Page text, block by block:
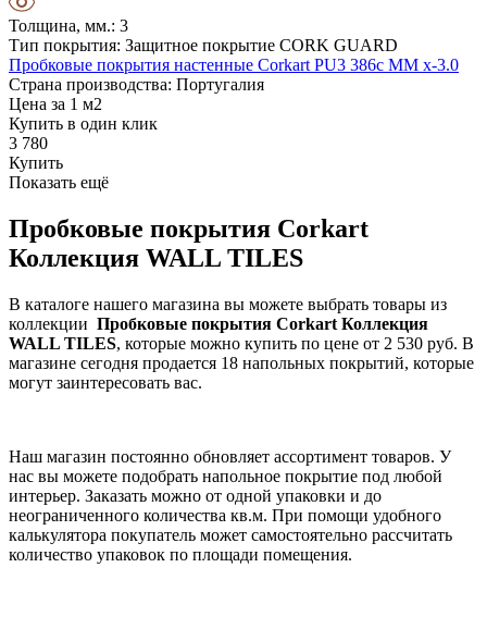
Толщина, мм.: 3
Тип покрытия: Защитное покрытие CORK GUARD
Пробковые покрытия настенные Corkart PU3 386c MM x-3.0
Страна производства: Португалия
Цена за 1 м2
Купить в один клик
3 780
Купить
Показать ещё
Пробковые покрытия Corkart
Коллекция WALL TILES
В каталоге нашего магазина вы можете выбрать товары из
коллекции Пробковые покрытия Corkart Коллекция
WALL TILES, которые можно купить по цене от 2 530 руб. В
магазине сегодня продается 18 напольных покрытий, которые
могут заинтересовать вас.
Наш магазин постоянно обновляет ассортимент товаров. У
нас вы можете подобрать напольное покрытие под любой
интерьер. Заказать можно от одной упаковки и до
неограниченного количества кв.м. При помощи удобного
калькулятора покупатель может самостоятельно рассчитать
количество упаковок по площади помещения.